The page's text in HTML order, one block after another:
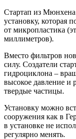
Cтартап из
установку, которая
от микропластика
миллиметров).
Вместо фильтров
силу. Создатели
гидроциклона –
высокое давление и
твердые частицы.
Установку можно
сооружения как в
в установке не
регулярно менять.